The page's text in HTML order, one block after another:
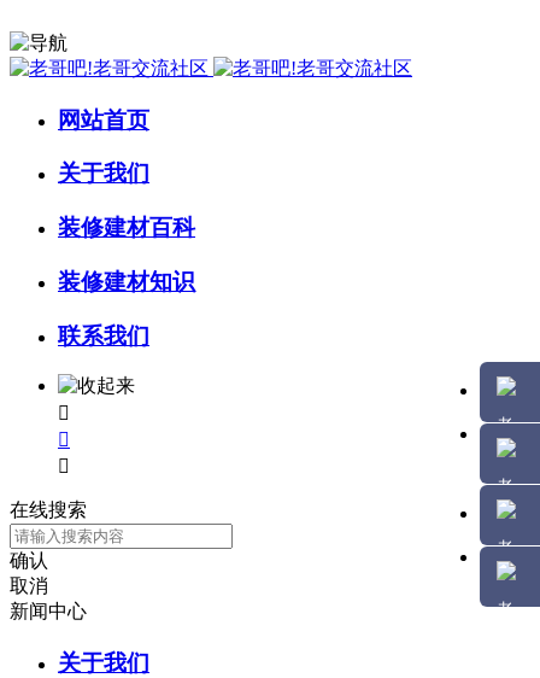
网站首页
关于我们
装修建材百科
装修建材知识
联系我们



在线搜索
确认
取消
新闻中心
关于我们